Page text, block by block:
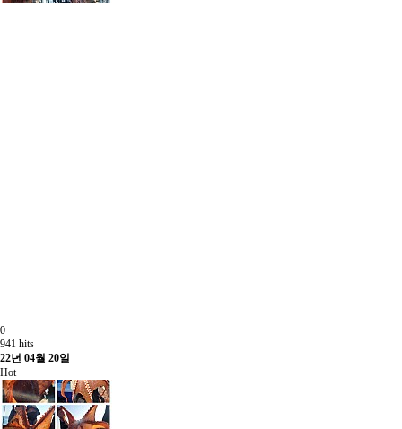
0
941 hits
22년 04월 20일
Hot